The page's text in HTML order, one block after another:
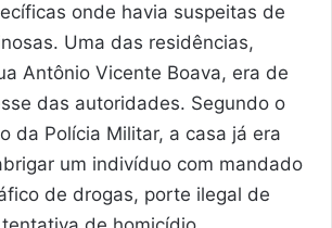
onde havia suspeitas de
Uma das residências,
Antônio Vicente Boava, era de
das autoridades. Segundo o
da Polícia Militar, a casa já era
um indivíduo com mandado
de drogas, porte ilegal de